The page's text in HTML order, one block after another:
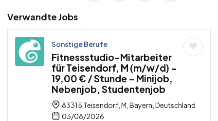
Verwandte Jobs
Sonstige Berufe
Fitnessstudio-Mitarbeiter
für Teisendorf, M (m/w/d) –
19,00 € / Stunde – Minijob,
Nebenjob, Studentenjob
83315 Teisendorf, M, Bayern, Deutschland
03/08/2026